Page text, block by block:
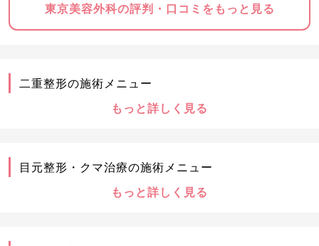
東京美容外科の評判・口コミをもっと見る
二重整形の施術メニュー
もっと詳しく見る
目元整形・クマ治療の施術メニュー
もっと詳しく見る